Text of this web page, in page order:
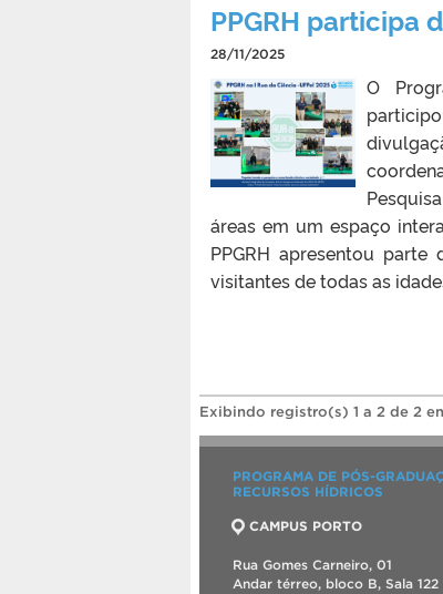
PPGRH participa
28/11/2025
O
áreas em um espaço
PPGRH apresentou
visitantes de todas as
Exibindo registro(s) 1 a 2 de 2
PROGRAMA DE PÓS-
RECURSOS HÍDRICOS
CAMPUS PORTO
Rua Gomes Carneiro, 01
Andar térreo, bloco B, Sala 122